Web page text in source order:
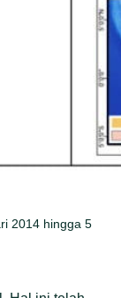
2014 hingga 5